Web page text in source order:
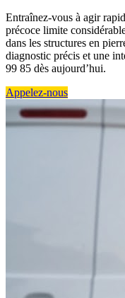
Entraînez-vous à agir
précoce limite
dans les structures en
diagnostic précis et une
99 85 dès aujourd’hui.
Appelez-nous